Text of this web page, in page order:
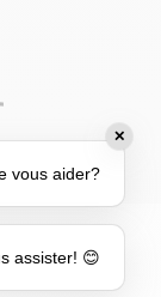
conforme
✕
vous aider?
assister! 😊